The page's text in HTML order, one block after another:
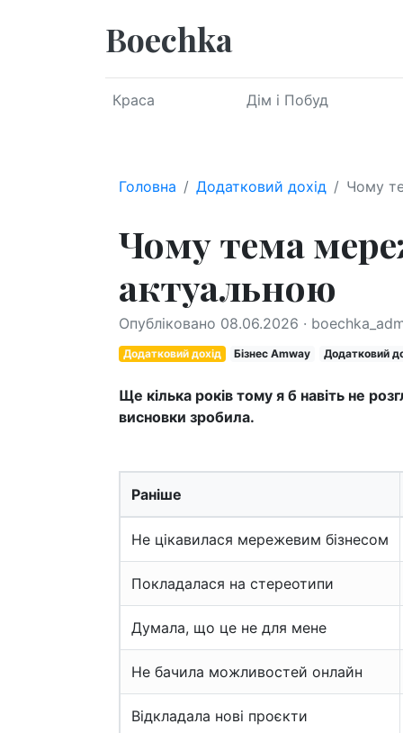
Boechka
Краса Дім і Побуд
Головна Додатковий дохід Чому
Чому тема
актуальною
Опубліковано 08.06.2026 ·
Додатковий дохід Бізнес Amway Додатковий
Ще кілька років тому я б навіть не
висновки зробила.
Раніше
Не цікавилася мережевим бізнесом
Покладалася на стереотипи
Думала, що це не для мене
Не бачила можливостей онлайн
Відкладала нові проєкти